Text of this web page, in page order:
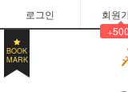
로그인
회원
BOOK
MARK